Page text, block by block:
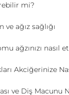
mi?
ağız sağlığı
ağzınızı nasıl
Akciğerinize
ve Diş Macunu